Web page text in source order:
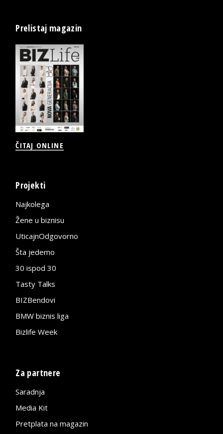
Prelistaj magazin
ČITAJ ONLINE
Projekti
Najkolega
Žene u biznisu
UticajnOdgovorno
Šta jedemo
30 ispod 30
Tasty Talks
BIZBendovi
BMW biznis liga
Bizlife Week
Za partnere
Saradnja
Media Kit
Pretplata na magazin